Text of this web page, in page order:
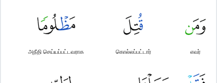
எவர்
கொல்லப்பட்டார்
அநீதி செய்யப்பட்டவராக